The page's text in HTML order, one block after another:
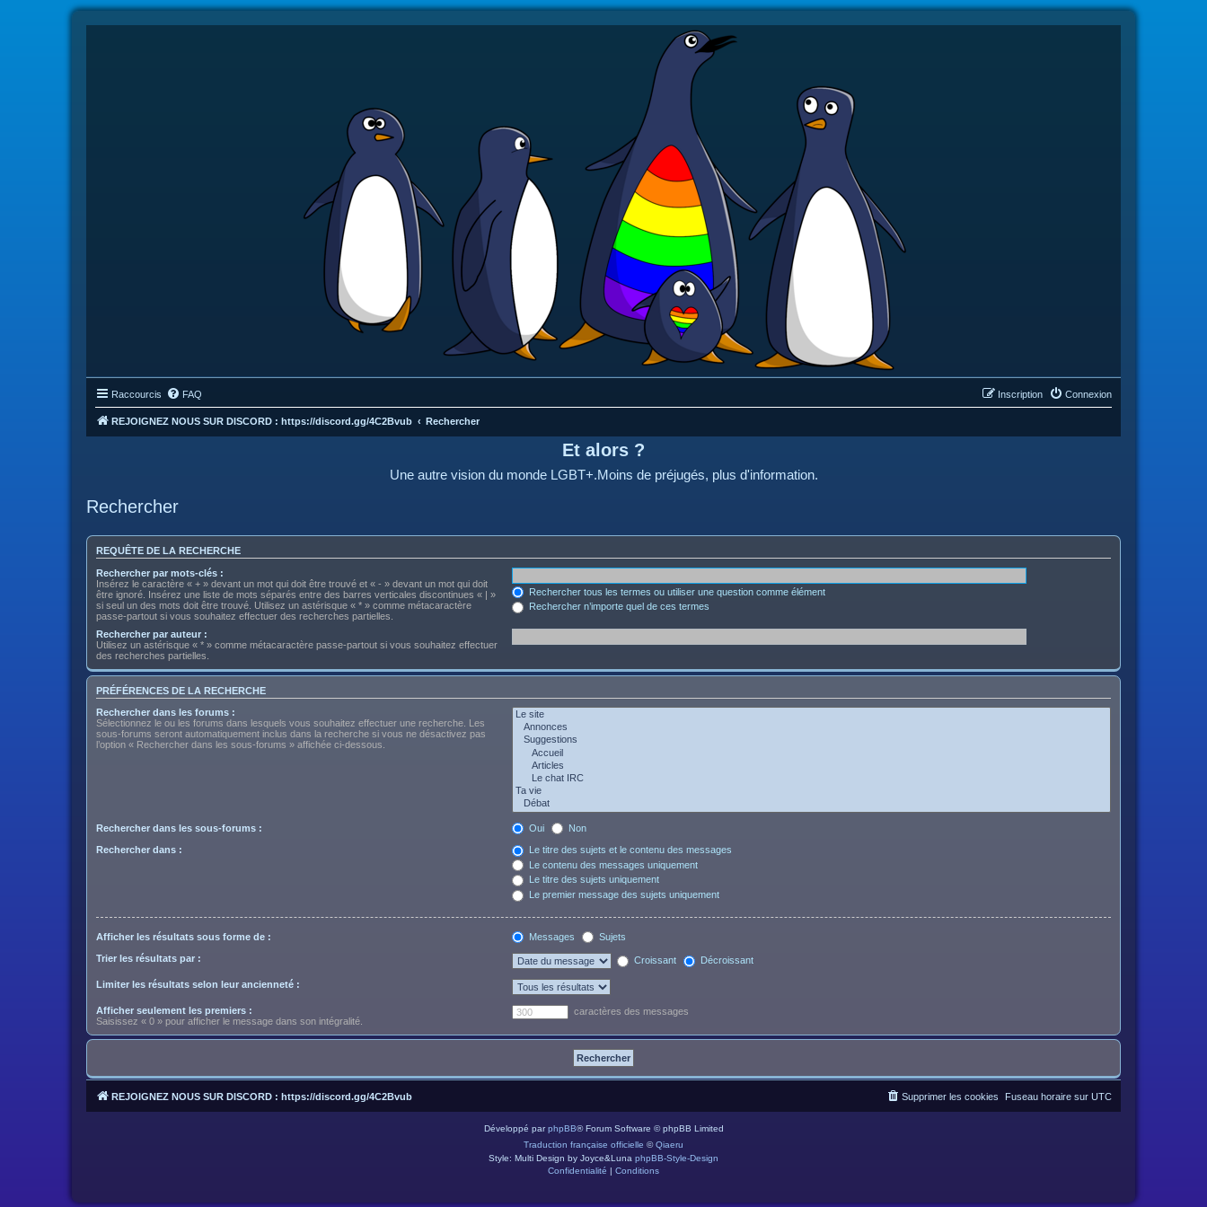
Raccourcis FAQ Connexion
Inscription
REJOIGNEZ NOUS SUR DISCORD : https://discord.gg/4C2Bvub Rechercher
Et alors ?
Une autre vision du monde LGBT+.Moins de préjugés, plus d'information.
Rechercher
REQUÊTE DE LA RECHERCHE
Rechercher par mots-clés :
Insérez le caractère « + » devant un mot qui doit être trouvé et « - » devant un mot qui doit
être ignoré. Insérez une liste de mots séparés entre des barres verticales discontinues « | »
si seul un des mots doit être trouvé. Utilisez un astérisque « * » comme métacaractère
passe-partout si vous souhaitez effectuer des recherches partielles.
Rechercher tous les termes ou utiliser une question comme élément
Rechercher n’importe quel de ces termes
Rechercher par auteur :
Utilisez un astérisque « * » comme métacaractère passe-partout si vous souhaitez effectuer
des recherches partielles.
PRÉFÉRENCES DE LA RECHERCHE
Rechercher dans les forums :
Sélectionnez le ou les forums dans lesquels vous souhaitez effectuer une recherche. Les
sous-forums seront automatiquement inclus dans la recherche si vous ne désactivez pas
l’option « Rechercher dans les sous-forums » affichée ci-dessous.
Rechercher dans les sous-forums : Oui Non
Rechercher dans :
Le titre des sujets et le contenu des messages
Le contenu des messages uniquement
Le titre des sujets uniquement
Le premier message des sujets uniquement
Afficher les résultats sous forme de : Messages Sujets
Trier les résultats par : Croissant Décroissant
Limiter les résultats selon leur ancienneté :
Afficher seulement les premiers :
Saisissez « 0 » pour afficher le message dans son intégralité.
caractères des messages
REJOIGNEZ NOUS SUR DISCORD : https://discord.gg/4C2Bvub Fuseau horaire sur UTC
Supprimer les cookies
Développé parphpBB® Forum Software © phpBB Limited
Traduction française officielle ©Qiaeru
Style: Multi Design by Joyce&Luna phpBB-Style-Design
Confidentialité | Conditions